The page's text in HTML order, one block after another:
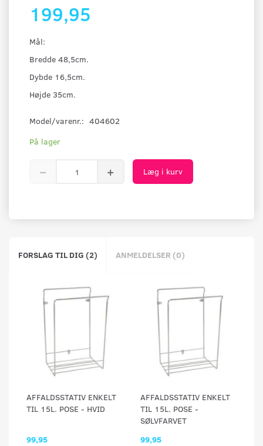
199,95
Mål:
Bredde 48,5cm.
Dybde 16,5cm.
Højde 35cm.
Model/varenr.: 404602
På lager
Læg i kurv
FORSLAG TIL DIG (2) ANMELDELSER (0)
AFFALDSSTATIV ENKELT
TIL 15L. POSE - HVID
99,95
AFFALDSSTATIV ENKELT
TIL 15L. POSE -
SØLVFARVET
99,95